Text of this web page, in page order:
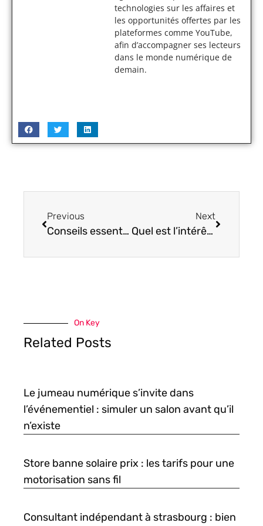
technologies sur les affaires et
les opportunités offertes par les
plateformes comme YouTube,
afin d’accompagner ses lecteurs
dans le monde numérique de
demain.
Previous
Conseils essentiels pour les photographes de mariage débutants
Next
Quel est l’intérêt d’adopter un écran extra large pour son PC ?
On Key
Related Posts
Le jumeau numérique s’invite dans
l’événementiel : simuler un salon avant qu’il
n’existe
Store banne solaire prix : les tarifs pour une
motorisation sans fil
Consultant indépendant à strasbourg : bien